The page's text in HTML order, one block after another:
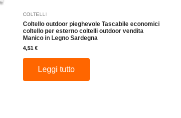
COLTELLI
Coltello outdoor pieghevole Tascabile economici
coltello per esterno coltelli outdoor vendita
Manico in Legno Sardegna
4,51€
Leggi tutto